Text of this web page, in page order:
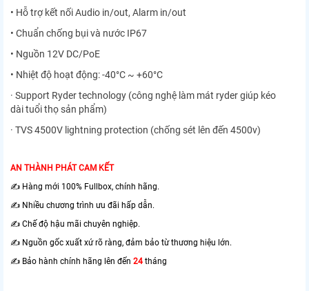
• Hỗ trợ kết nối Audio in/out, Alarm in/out
• Chuẩn chống bụi và nước IP67
• Nguồn 12V DC/PoE
• Nhiệt độ hoạt động: -40°C ~ +60°C
· Support Ryder technology (công nghệ làm mát ryder giúp kéo
dài tuổi thọ sản phẩm)
· TVS 4500V lightning protection (chống sét lên đến 4500v)
AN THÀNH PHÁT CAM KẾT
✍️ Hàng mới 100% Fullbox, chính hãng.
✍️ Nhiều chương trình ưu đãi hấp dẫn.
✍️ Chế độ hậu mãi chuyên nghiệp.
✍️ Nguồn gốc xuất xứ rõ ràng, đảm bảo từ thương hiệu lớn.
✍️ Bảo hành chính hãng lên đến 24 tháng